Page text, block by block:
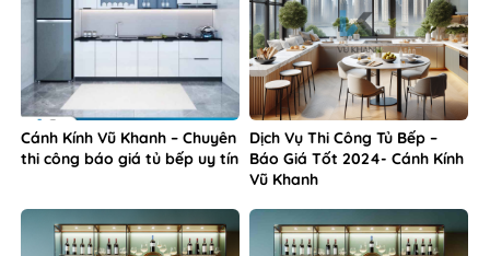
Cánh Kính Vũ Khanh – Chuyên
thi công báo giá tủ bếp uy tín
Dịch Vụ Thi Công Tủ Bếp –
Báo Giá Tốt 2024- Cánh Kính
Vũ Khanh